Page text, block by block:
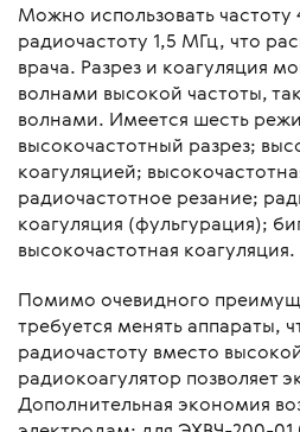
Можно использовать частоту
радиочастоту 1,5 МГц, что
врача. Разрез и коагуляция
волнами высокой частоты,
волнами. Имеется шесть
высокочастотный разрез;
коагуляцией;
радиочастотное резание;
коагуляция (фульгурация);
высокочастотная коагуляция.
Помимо очевидного
требуется менять аппараты,
радиочастоту вместо
радиокоагулятор позволяет
Дополнительная экономия